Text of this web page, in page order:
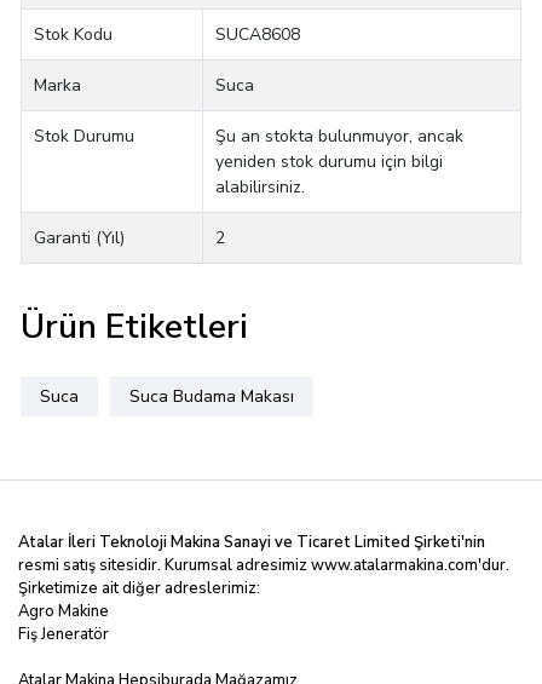
Stok Kodu SUCA8608
Marka Suca
Stok Durumu
Şu an stokta bulunmuyor, ancak
yeniden stok durumu için bilgi
alabilirsiniz.
Garanti (Yıl) 2
Ürün Etiketleri
Suca Suca Budama Makası
Atalar İleri Teknoloji Makina Sanayi ve Ticaret Limited Şirketi'nin
resmi satış sitesidir. Kurumsal adresimizwww.atalarmakina.com'dur.
Şirketimize ait diğer adreslerimiz:
Agro Makine
Fiş Jeneratör